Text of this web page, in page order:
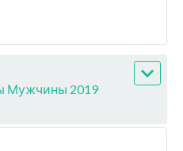
Мужчины 2019